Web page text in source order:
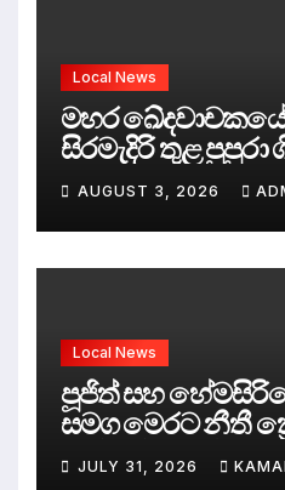
Local News
මහර
සිරමැදිරි තුළ
පලිගැනීමේ
AUGUST 3, 2026
Local News
පූජිත් සහ
සමග මෙරට නීතී
ඇත්තේ කුමක්ද ?
JULY 31, 2026